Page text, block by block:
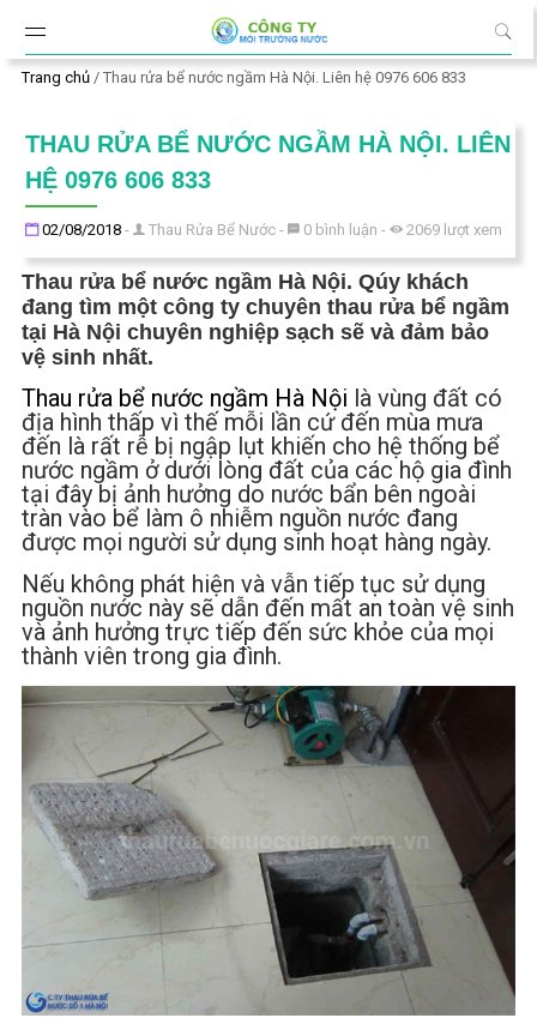
Trang chủ / Thau rửa bể nước ngầm Hà Nội. Liên hệ 0976 606 833
THAU RỬA BỂ NƯỚC NGẦM HÀ NỘI. LIÊN
HỆ 0976 606 833
Đăng ngày
02/08/2018 - Thau Rửa Bể Nước - 0 bình luận - 2069 lượt xem
Thau rửa bể nước ngầm Hà Nội. Qúy khách
đang tìm một công ty chuyên thau rửa bể ngầm
tại Hà Nội chuyên nghiệp sạch sẽ và đảm bảo
vệ sinh nhất.
Thau rửa bể nước ngầm Hà Nội là vùng đất có
địa hình thấp vì thế mỗi lần cứ đến mùa mưa
đến là rất rễ bị ngập lụt khiến cho hệ thống bể
nước ngầm ở dưới lòng đất của các hộ gia đình
tại đây bị ảnh hưởng do nước bẩn bên ngoài
tràn vào bể làm ô nhiễm nguồn nước đang
được mọi người sử dụng sinh hoạt hàng ngày.
Nếu không phát hiện và vẫn tiếp tục sử dụng
nguồn nước này sẽ dẫn đến mất an toàn vệ sinh
và ảnh hưởng trực tiếp đến sức khỏe của mọi
thành viên trong gia đình.